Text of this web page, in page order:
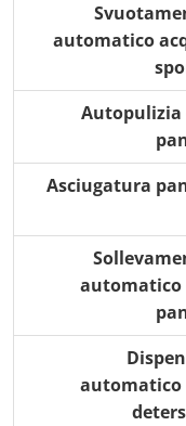
automatico
Autopulizia
Asciugatura
automatico
automatico